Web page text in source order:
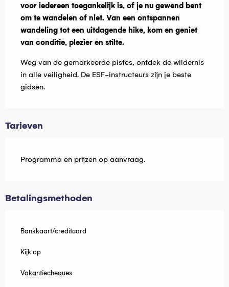
voor iedereen toegankelijk is, of je nu gewend bent
om te wandelen of niet. Van een ontspannen
wandeling tot een uitdagende hike, kom en geniet
van conditie, plezier en stilte.
Weg van de gemarkeerde pistes, ontdek de wildernis
in alle veiligheid. De ESF-instructeurs zijn je beste
gidsen.
Tarieven
Programma en prijzen op aanvraag.
Betalingsmethoden
Bankkaart/creditcard
Kijk op
Vakantiecheques